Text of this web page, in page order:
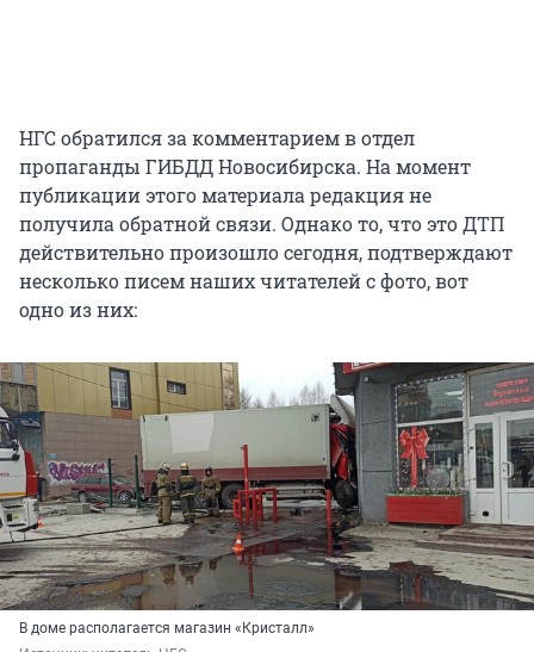
НГС обратился за комментарием в отдел
пропаганды ГИБДД Новосибирска. На момент
публикации этого материала редакция не
получила обратной связи. Однако то, что это ДТП
действительно произошло сегодня, подтверждают
несколько писем наших читателей с фото, вот
одно из них:
В доме располагается магазин «Кристалл»